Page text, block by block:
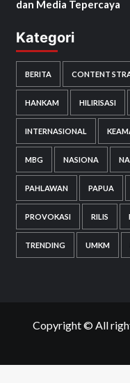
dan Media Tepercaya
Kategori
BERITA CONTENT
HANKAM HILIRISASI
INTERNASIONAL
MBG NASIONA
PAHLAWAN PAPUA
PROVOKASI RILIS
TRENDING UMKM
Copyright © All